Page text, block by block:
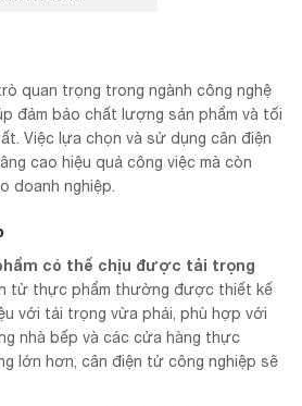
quan trọng trong ngành công nghệ
đảm bảo chất lượng sản phẩm và tối
Việc lựa chọn và sử dụng cân điện
cao hiệu quả công việc mà còn
doanh nghiệp.
có thể chịu được tải trọng
tử thực phẩm thường được thiết kế
với tải trọng vừa phải, phù hợp với
nhà bếp và các cửa hàng thực
lớn hơn, cân điện tử công nghiệp sẽ